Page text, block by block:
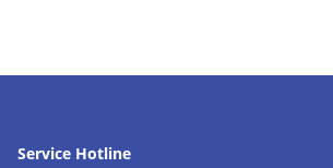
Service Hotline